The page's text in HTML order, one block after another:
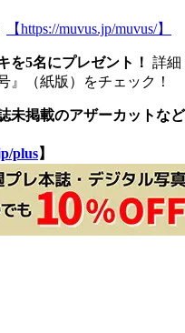
【https://muvus.jp/muvus/】
5名にプレゼント！ 詳細
』（紙版）をチェック！
未掲載のアザーカットなど
plus】